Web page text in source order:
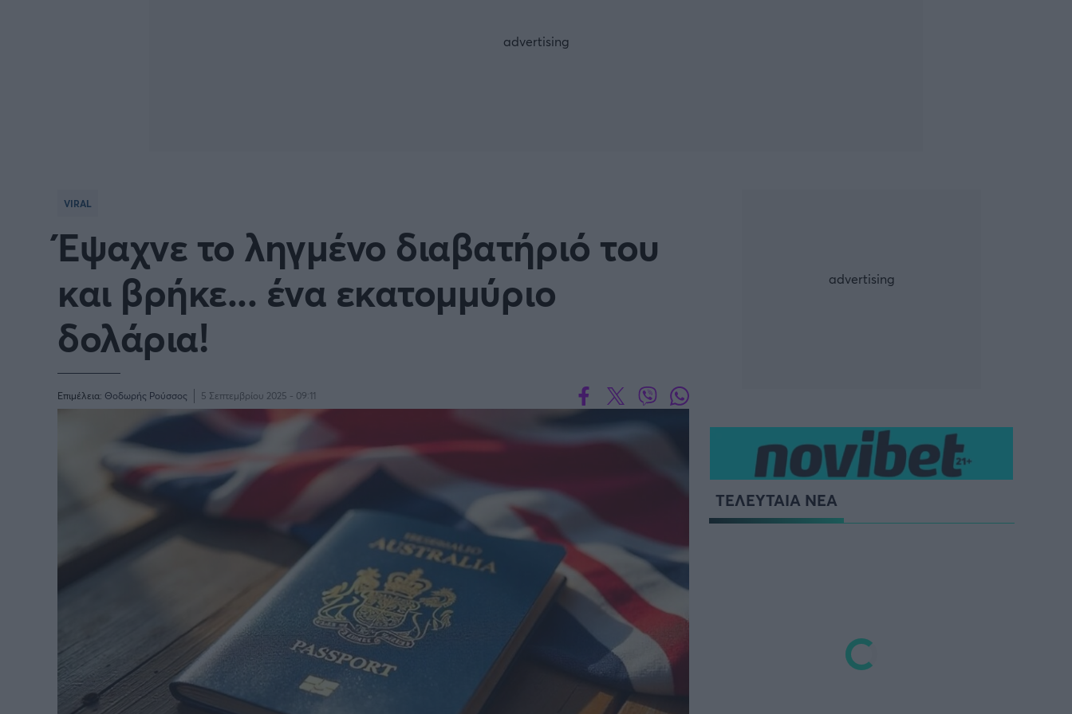
VIRAL
Έψαχνε το ληγμένο διαβατήριό του
και βρήκε... ένα εκατομμύριο
δολάρια!
Επιμέλεια: Θοδωρής Ρούσσος 5 Σεπτεμβρίου 2025 - 09:11
ΤΕΛΕΥΤΑΙΑ ΝΕΑ